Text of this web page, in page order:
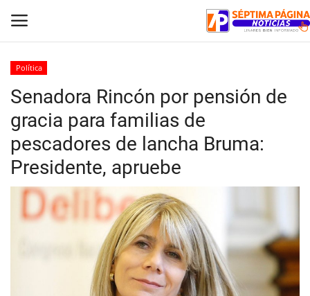
Inicio
Crónica
Policial
Tribunales
Política
Senadora Rincón por pensión de
gracia para familias de
pescadores de lancha Bruma:
Presidente, apruebe